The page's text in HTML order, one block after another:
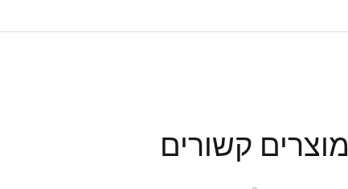
מוצרים קשורים